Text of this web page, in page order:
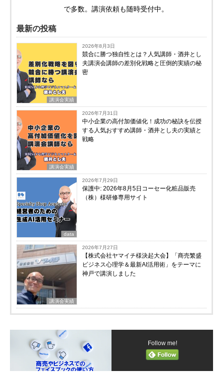
で多数。講演依頼も随時受付中。
最新の投稿
講演会実績
2026年8月3日
競合に勝つ独自性とは？人気講師・酒井とし
夫講演会講師の差別化戦略と圧倒的実績の秘
密
講演会実績
2026年7月31日
中小企業の高付加価値化！成功の秘訣を伝授
する人気おすすめ講師・酒井とし夫の実績と
戦略
data
2026年7月29日
保護中: 2026年8月5日コーセー化粧品販売
（株）様研修専用サイト
講演会実績
2026年7月27日
【株式会社ヤマイチ様決起大会】「商売繁盛
ビジネス心理学＆最新AI活用術」をテーマに
神戸で講演しました
Follow me!